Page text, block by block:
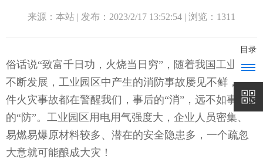
来源：本站 | 发布：2023/2/17 13:52:54 | 浏览：1311
俗话说“致富千日功，火烧当日穷”，随着我国工业的
不断发展，工业园区中产生的消防事故屡见不鲜，件
件火灾事故都在警醒我们，事后的“消”，远不如事前
的“防”。工业园区用电用气强度大，企业人员密集、
易燃易爆原材料较多、潜在的安全隐患多，一个疏忽
大意就可能酿成大灾！
目录